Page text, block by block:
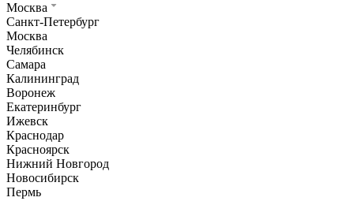
Москва
Санкт-Петербург
Москва
Челябинск
Самара
Калининград
Воронеж
Екатеринбург
Ижевск
Краснодар
Красноярск
Нижний Новгород
Новосибирск
Пермь